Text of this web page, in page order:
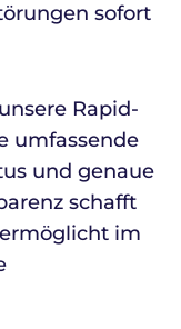
sofort
Rapid-
umfassende
und genaue
schafft
im